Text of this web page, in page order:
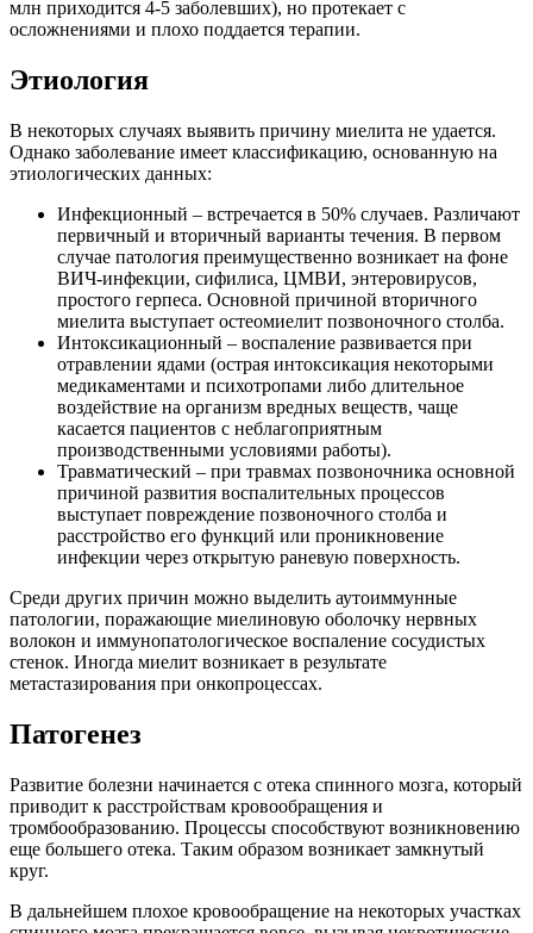
млн приходится 4-5 заболевших), но протекает с
осложнениями и плохо поддается терапии.
Этиология
В некоторых случаях выявить причину миелита не удается.
Однако заболевание имеет классификацию, основанную на
этиологических данных:
Инфекционный – встречается в 50% случаев. Различают
первичный и вторичный варианты течения. В первом
случае патология преимущественно возникает на фоне
ВИЧ-инфекции, сифилиса, ЦМВИ, энтеровирусов,
простого герпеса. Основной причиной вторичного
миелита выступает остеомиелит позвоночного столба.
Интоксикационный – воспаление развивается при
отравлении ядами (острая интоксикация некоторыми
медикаментами и психотропами либо длительное
воздействие на организм вредных веществ, чаще
касается пациентов с неблагоприятным
производственными условиями работы).
Травматический – при травмах позвоночника основной
причиной развития воспалительных процессов
выступает повреждение позвоночного столба и
расстройство его функций или проникновение
инфекции через открытую раневую поверхность.
Среди других причин можно выделить аутоиммунные
патологии, поражающие миелиновую оболочку нервных
волокон и иммунопатологическое воспаление сосудистых
стенок. Иногда миелит возникает в результате
метастазирования при онкопроцессах.
Патогенез
Развитие болезни начинается с отека спинного мозга, который
приводит к расстройствам кровообращения и
тромбообразованию. Процессы способствуют возникновению
еще большего отека. Таким образом возникает замкнутый
круг.
В дальнейшем плохое кровообращение на некоторых участках